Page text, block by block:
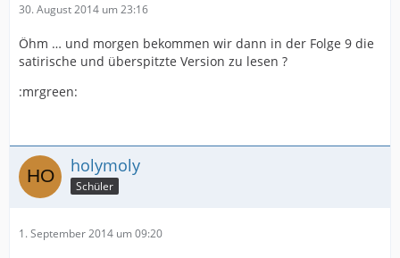
30. August 2014 um 23:16
Öhm … und morgen bekommen wir dann in der Folge 9 die
satirische und überspitzte Version zu lesen ?
:mrgreen:
holymoly
Schüler
1. September 2014 um 09:20